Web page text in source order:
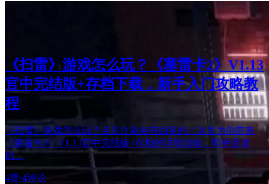
《扫雷》游戏怎么玩？《塞雷卡2》V1.13
官中完结版+存档下载，新手入门攻略教
程
《扫雷》游戏怎么玩？点关注就会有回复的！这里为你带来
《塞雷卡2》V1.13官中完结版+存档的详细攻略，即使是老
奶…
4赞·4评论